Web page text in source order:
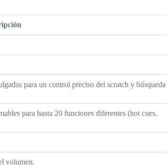
para un control preciso del scratch y búsqueda
para hasta 20 funciones diferentes (hot cues,
volumen.